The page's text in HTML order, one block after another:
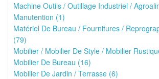
Machine Outils / Outillage Industriel /
Manutention (1)
Matériel De Bureau / Fournitures /
(79)
Mobilier / Mobilier De Style / Mobilier
Mobilier De Bureau (16)
Mobilier De Jardin / Terrasse (6)